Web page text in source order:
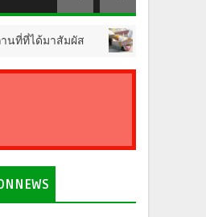
สัมผัส CULTURE